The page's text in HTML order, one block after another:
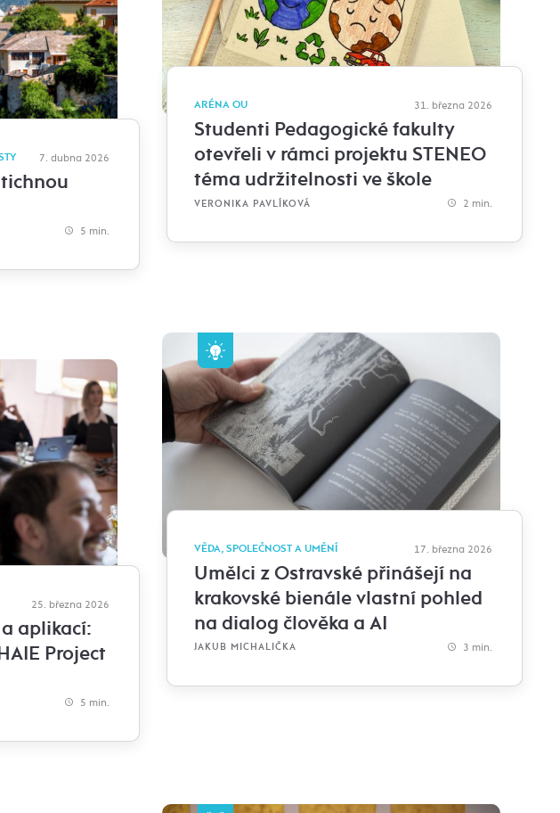
7. dubna 2026
5 min.
ARÉNA OU 31. března 2026
Studenti Pedagogické fakulty
otevřeli v rámci projektu STENEO
téma udržitelnosti ve škole
VERONIKA PAVLÍKOVÁ 2 min.
25. března 2026
aplikací:
Project
5 min.
VĚDA, SPOLEČNOST A UMĚNÍ 17. března 2026
Umělci z Ostravské přinášejí na
krakovské bienále vlastní pohled
na dialog člověka a AI
JAKUB MICHALIČKA 3 min.